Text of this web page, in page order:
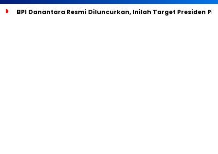
BPI Danantara Resmi Diluncurkan, Inilah Target Presiden